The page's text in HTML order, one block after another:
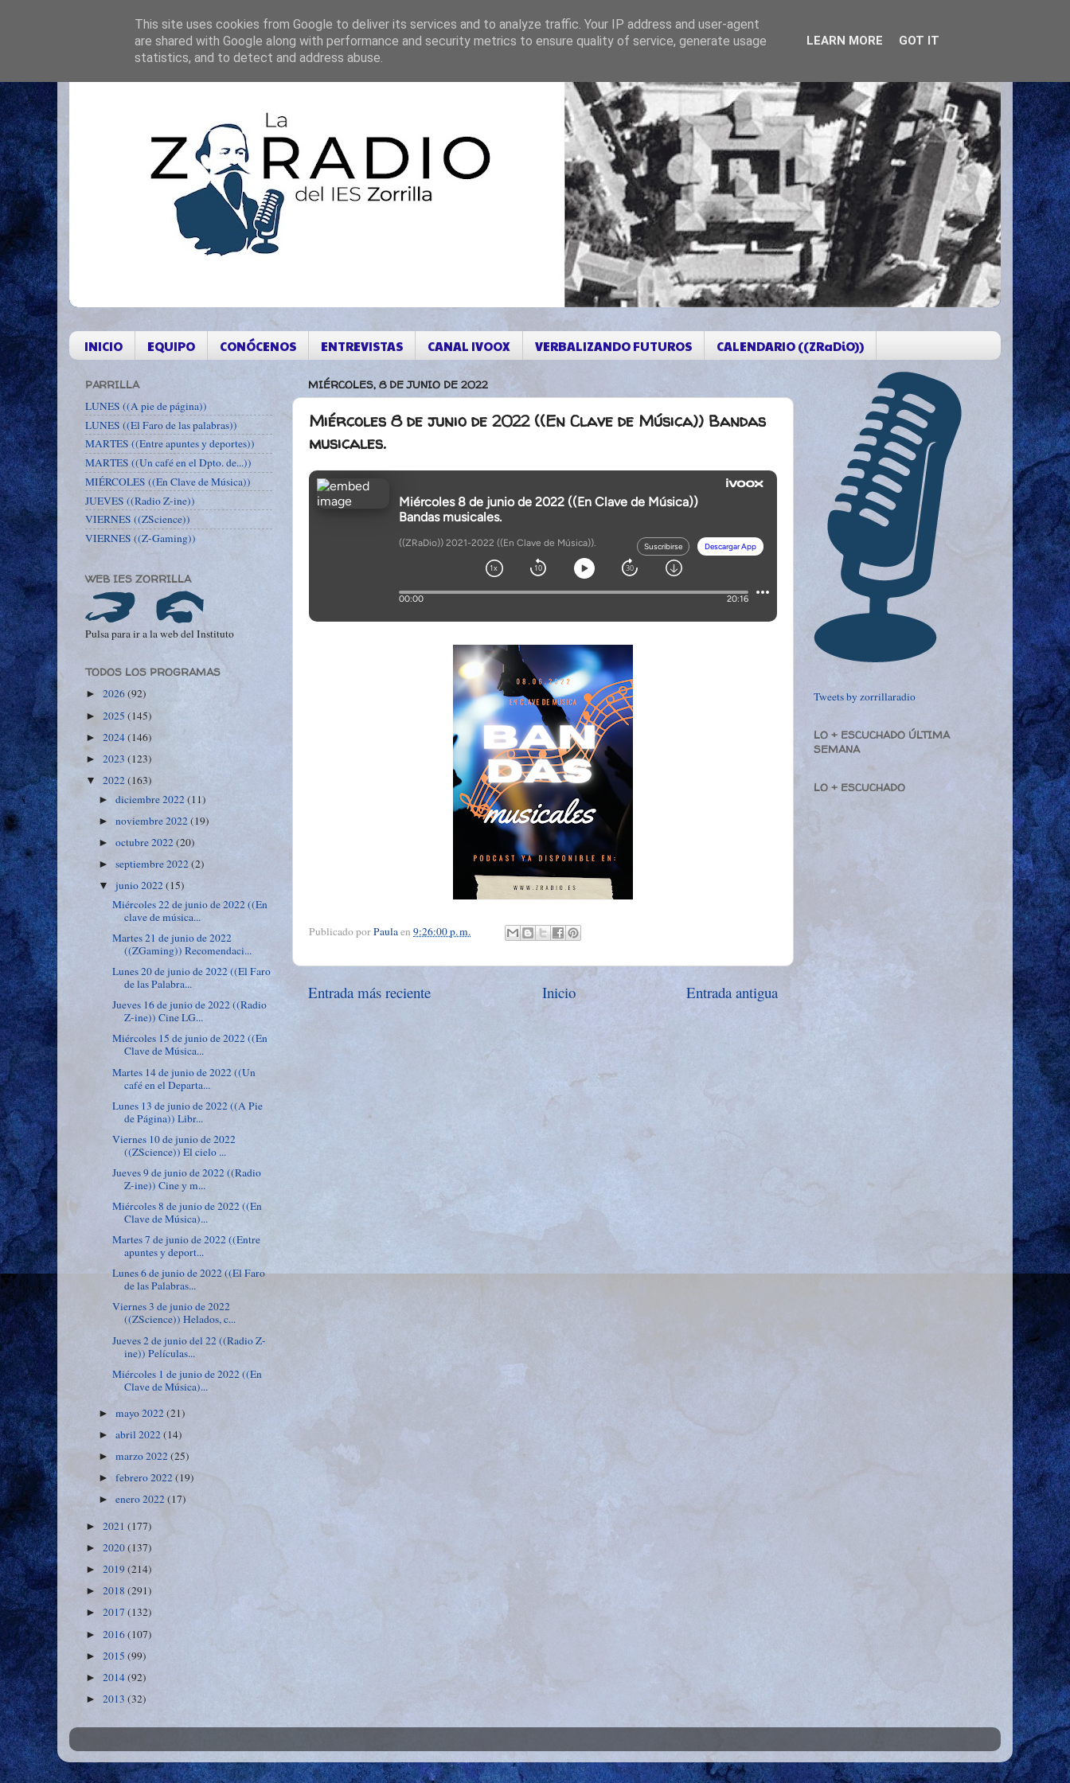
INICIO EQUIPO CONÓCENOS ENTREVISTAS CANAL IVOOX VERBALIZANDO FUTUROS CALENDARIO ((ZRaDiO))
MIÉRCOLES, 8 DE JUNIO DE 2022
Miércoles 8 de junio de 2022 ((En Clave de Música)) Bandas
musicales.
Publicado porPaula en 9:26:00 p. m.
Entrada más reciente Entrada antigua
Inicio
PARRILLA
LUNES ((A pie de página))
LUNES ((El Faro de las palabras))
MARTES ((Entre apuntes y deportes))
MARTES ((Un café en el Dpto. de...))
MIÉRCOLES ((En Clave de Música))
JUEVES ((Radio Z-ine))
VIERNES ((ZScience))
VIERNES ((Z-Gaming))
WEB IES ZORRILLA
Pulsa para ir a la web del Instituto
TODOS LOS PROGRAMAS
► 2026(92)
► 2025 (145)
► 2024(146)
► 2023 (123)
▼ 2022(163)
►diciembre 2022(11)
►noviembre 2022(19)
►octubre 2022(20)
►septiembre 2022(2)
▼junio 2022(15)
Miércoles 22 de junio de 2022 ((En
clave de música...
Martes 21 de junio de 2022
((ZGaming)) Recomendaci...
Lunes 20 de junio de 2022 ((El Faro
de las Palabra...
Jueves 16 de junio de 2022 ((Radio
Z-ine)) Cine LG...
Miércoles 15 de junio de 2022 ((En
Clave de Música...
Martes 14 de junio de 2022 ((Un
café en el Departa...
Lunes 13 de junio de 2022 ((A Pie
de Página)) Libr...
Viernes 10 de junio de 2022
((ZScience)) El cielo ...
Jueves 9 de junio de 2022 ((Radio
Z-ine)) Cine y m...
Miércoles 8 de junio de 2022 ((En
Clave de Música)...
Martes 7 de junio de 2022 ((Entre
apuntes y deport...
Lunes 6 de junio de 2022 ((El Faro
de las Palabras...
Viernes 3 de junio de 2022
((ZScience)) Helados, c...
Jueves 2 de junio del 22 ((Radio Z-
ine)) Películas...
Miércoles 1 de junio de 2022 ((En
Clave de Música)...
►mayo 2022(21)
►abril 2022(14)
►marzo 2022(25)
►febrero 2022(19)
►enero 2022(17)
► 2021 (177)
► 2020(137)
► 2019 (214)
► 2018 (291)
► 2017 (132)
► 2016(107)
► 2015 (99)
► 2014(92)
► 2013 (32)
Tweets by zorrillaradio
LO + ESCUCHADO ÚLTIMA
SEMANA
LO + ESCUCHADO
This site uses cookies from Google to deliver its services and to analyze traffic. Your IP address and user-agent
are shared with Google along with performance and security metrics to ensure quality of service, generate usage
statistics, and to detect and address abuse.
LEARN MORE GOT IT